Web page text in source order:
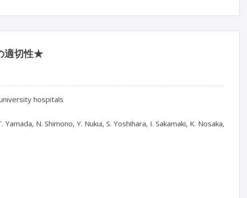
適切性★
hospitals
N. Shimono, Y. Nukui, S. Yoshihara, I. Sakamaki, K. Nosaka,